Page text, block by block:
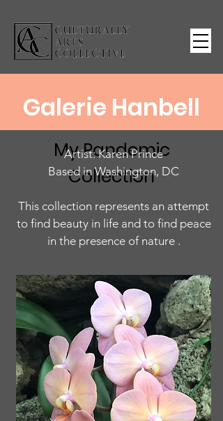
Galerie Hanbell
My Pandemic
Collection
Artist: Karen Prince
Based in Washington, DC
This collection represents an attempt
to find beauty in life and to find peace
in the presence of nature .